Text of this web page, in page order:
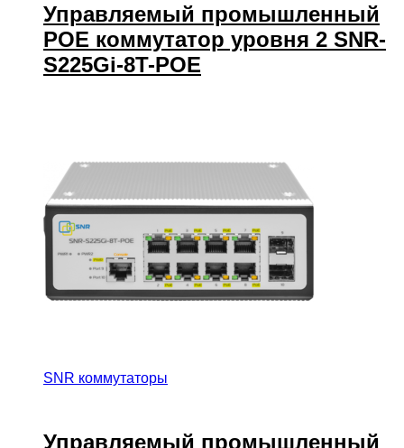
Управляемый промышленный
POE коммутатор уровня 2 SNR-
S225Gi-8T-POE
SNR коммутаторы
Управляемый промышленный